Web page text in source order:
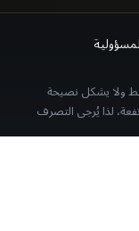
ولا يشكل نصيحة
لذا يُرجى التصرف